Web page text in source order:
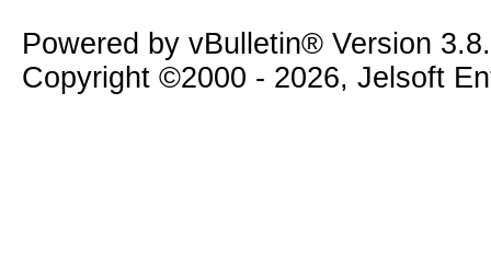
Powered by vBulletin® Version
Copyright ©2000 - 2026, Jelsoft